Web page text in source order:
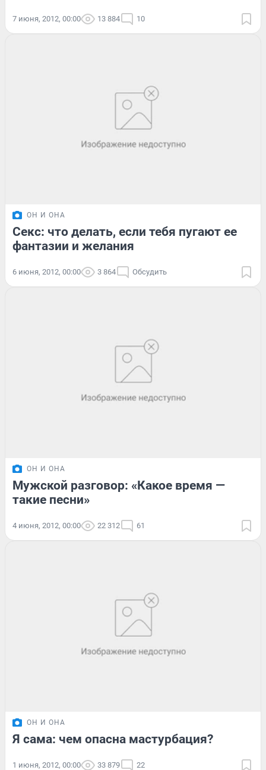
7 июня, 2012, 00:00 13 884 10
ОН И ОНА
Секс: что делать, если тебя пугают ее
фантазии и желания
6 июня, 2012, 00:00 3 864 Обсудить
ОН И ОНА
Мужской разговор: «Какое время —
такие песни»
4 июня, 2012, 00:00 22 312 61
ОН И ОНА
Я сама: чем опасна мастурбация?
1 июня, 2012, 00:00 33 879 22